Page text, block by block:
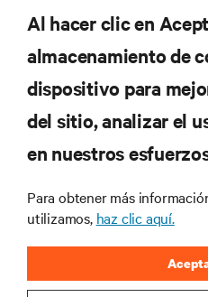
No se
Regístrese en
para recibir las
industria
Al hacer clic en
almacenamiento de
dispositivo para
del sitio, analizar el
en nuestros
Para obtener más
utilizamos, haz clic aquí.